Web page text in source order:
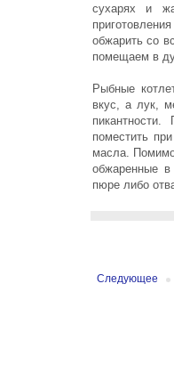
сухарях и
обжарить со
помещаем в
Рыбные
вкус, а лук,
поместить
масла.
обжаренные
пюре либо
Следующее